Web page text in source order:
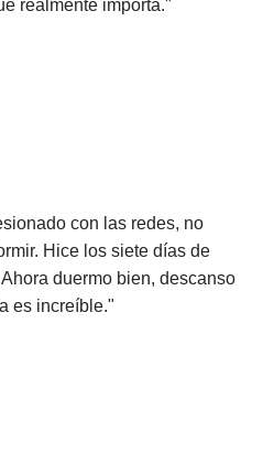
realmente importa."
con las redes, no
Hice los siete días de
duermo bien, descanso
es increíble."